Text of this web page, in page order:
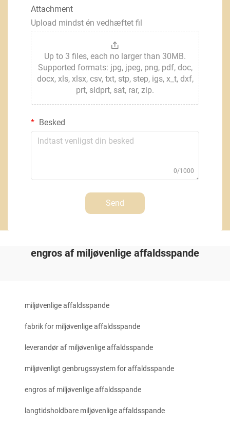
Attachment
Upload mindst én vedhæftet fil
Up to 3 files, each no larger than 30MB.
Supported formats: jpg, jpeg, png, pdf, doc,
docx, xls, xlsx, csv, txt, stp, step, igs, x_t, dxf,
prt, sldprt, sat, rar, zip.
Besked
0/1000
Send
engros af miljøvenlige affaldsspande
miljøvenlige affaldsspande
fabrik for miljøvenlige affaldsspande
leverandør af miljøvenlige affaldsspande
miljøvenligt genbrugssystem for affaldsspande
engros af miljøvenlige affaldsspande
langtidsholdbare miljøvenlige affaldsspande